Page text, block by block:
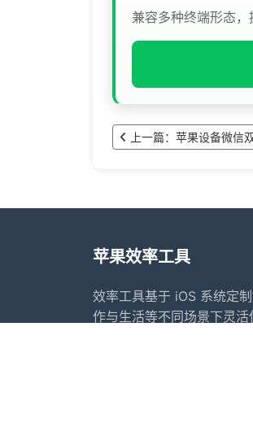
兼容多种终端形态
上一篇：苹果设备微信
苹果效率工具
效率工具基于 iOS 系统定
作与生活等不同场景下灵